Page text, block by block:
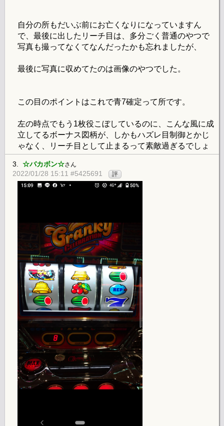
自分の所もだいぶ前にお亡くなりになっていますん
で、最後に出したリーチ目は、多分ごく普通のやつで
写真も撮ってなくてなんだったかも忘れましたが、
最後に写真に収めてたのは画像のやつでした。
この目のポイントはこれで青7確定って所です。
左の時点でもう1枚役こぼしているのに、こんな風に成
立してるボーナス図柄が、しかもハズレ目制御とかじ
ゃなく、リーチ目として止まるって素敵過ぎるでしょ
3. ☆バカボン☆さん
2022/01/28 15:11 #5425691 評